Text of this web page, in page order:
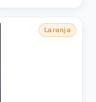
Laranja